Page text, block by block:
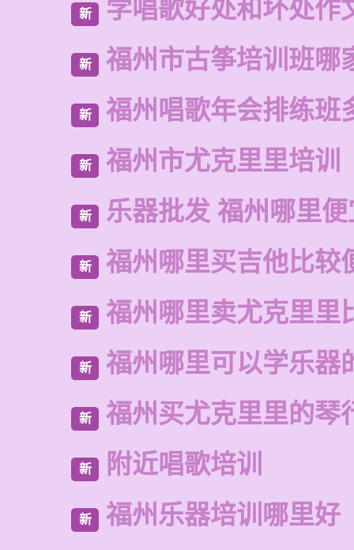
新 学唱歌好处和坏处作
新 福州市古筝培训班哪
新 福州唱歌年会排练班
新 福州市尤克里里培训
新 乐器批发 福州哪里
新 福州哪里买吉他比较
新 福州哪里卖尤克里里
新 福州哪里可以学乐器
新 福州买尤克里里的琴
新 附近唱歌培训
新 福州乐器培训哪里好